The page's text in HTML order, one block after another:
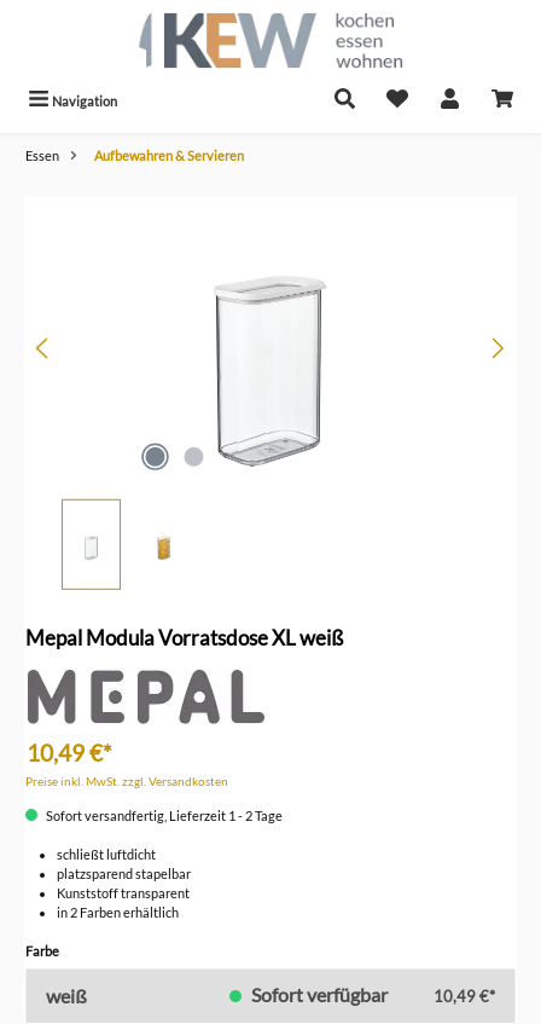
Navigation
Essen Aufbewahren & Servieren
Mepal Modula Vorratsdose XL weiß
10,49 €*
Preise inkl. MwSt. zzgl. Versandkosten
Sofort versandfertig, Lieferzeit 1 - 2 Tage
schließt luftdicht
platzsparend stapelbar
Kunststoff transparent
in 2 Farben erhältlich
Farbeauswählen
weiß Sofort verfügbar 10,49 €*